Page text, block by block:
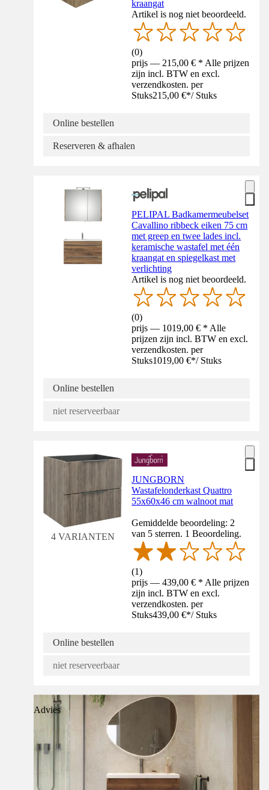
kraangat
Artikel is nog niet beoordeeld.
(0)
prijs — 215,00 € * Alle prijzen
zijn incl. BTW en excl.
verzendkosten. per
Stuks215,00 €*/ Stuks
Online bestellen
Reserveren & afhalen
PELIPAL Badkamermeubelset
Cavallino ribbeck eiken 75 cm
met greep en twee lades incl.
keramische wastafel met één
kraangat en spiegelkast met
verlichting
Artikel is nog niet beoordeeld.
(0)
prijs — 1019,00 € * Alle
prijzen zijn incl. BTW en excl.
verzendkosten. per
Stuks1019,00 €*/ Stuks
Online bestellen
niet reserveerbaar
4 VARIANTEN
JUNGBORN
Wastafelonderkast Quattro
55x60x46 cm walnoot mat
Gemiddelde beoordeling: 2
van 5 sterren. 1 Beoordeling.
(1)
prijs — 439,00 € * Alle prijzen
zijn incl. BTW en excl.
verzendkosten. per
Stuks439,00 €*/ Stuks
Online bestellen
niet reserveerbaar
Advies